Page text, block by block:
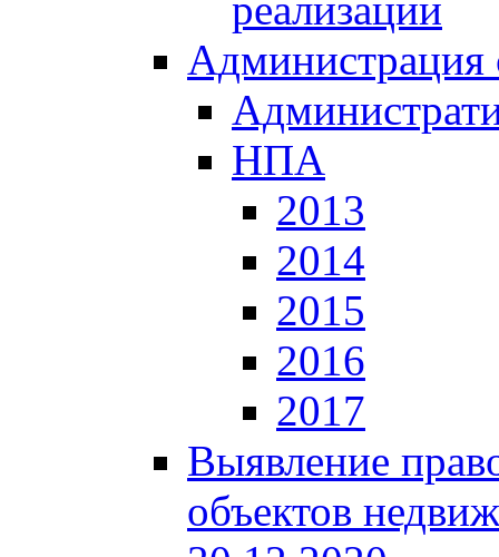
Администрация
НПА
2013
2014
2015
2016
2017
Выявление
объектов